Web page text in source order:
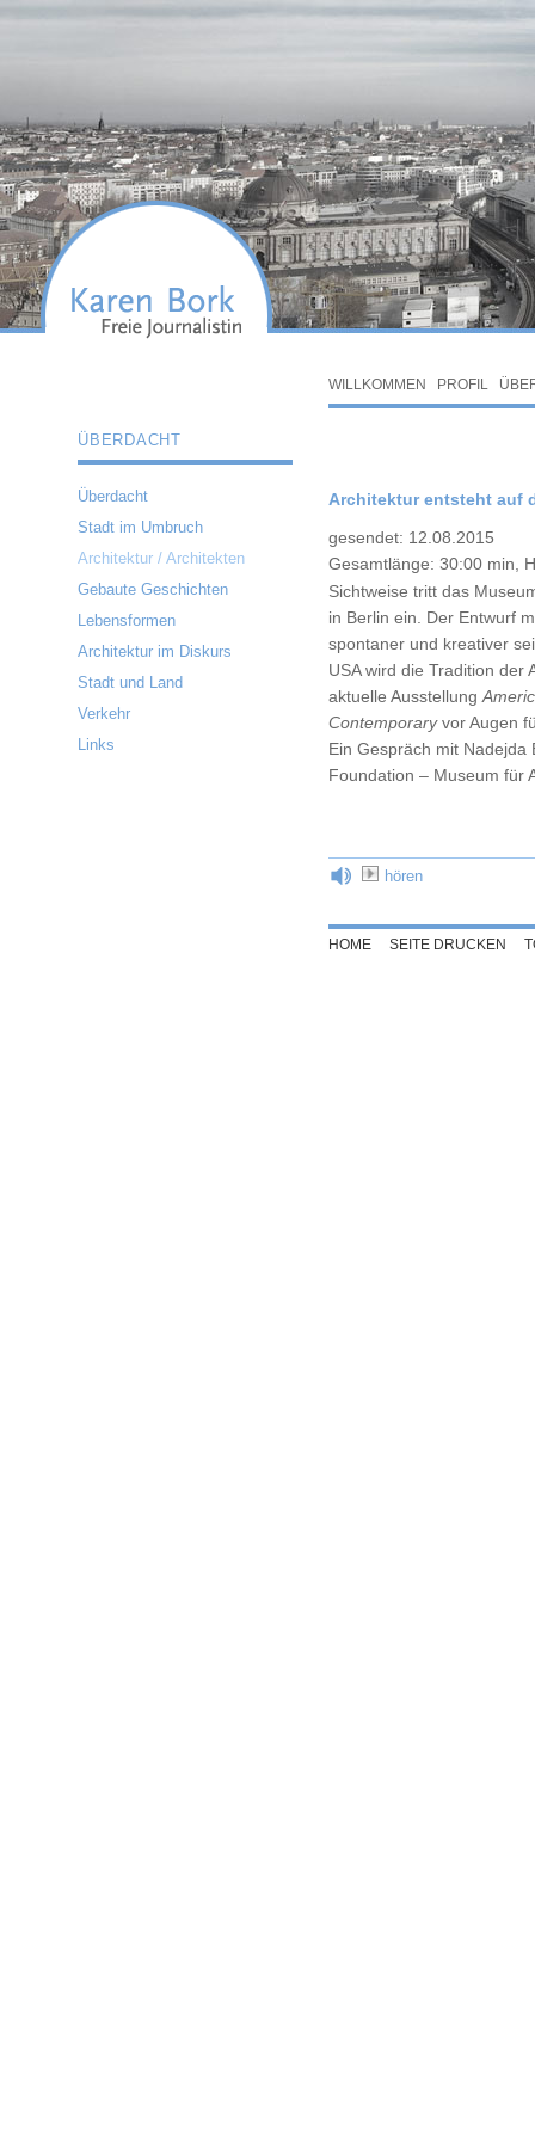
Architektur entsteht auf
gesendet: 12.08.2015
Gesamtlänge: 30:00 min,
Sichtweise tritt das
in Berlin ein. Der Entwurf
spontaner und kreativer
USA wird die Tradition der
aktuelle Ausstellung
Contemporaryvor Augen
Ein Gespräch mit Nadejda
Foundation – Museum für
hören
HOME SEITE DRUCKEN
WILLKOMMEN PROFIL
ÜBERDACHT
Überdacht
Stadt im Umbruch
Architektur / Architekten
Gebaute Geschichten
Lebensformen
Architektur im Diskurs
Stadt und Land
Verkehr
Links